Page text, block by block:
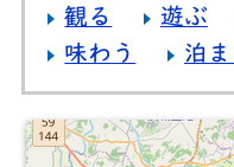
観る 遊ぶ
味わう
泊ま